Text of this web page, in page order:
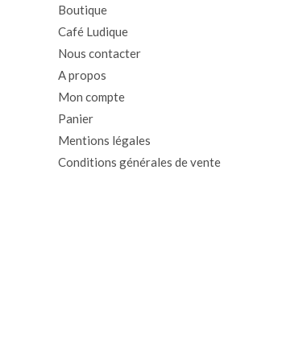
Boutique
Café Ludique
Nous contacter
A propos
Mon compte
Panier
Mentions légales
Conditions générales de vente